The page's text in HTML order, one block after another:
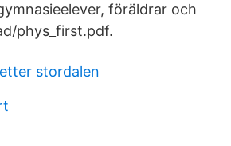
föräldrar och
phys_first.pdf.
stordalen